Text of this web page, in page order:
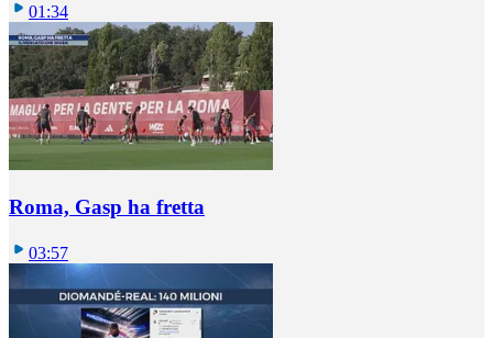
01:34
Roma, Gasp ha fretta
03:57